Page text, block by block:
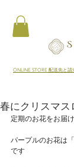
​ONLINE STORE 配送先と
春にクリスマス
定期のお花をお届
パープルのお花は
です